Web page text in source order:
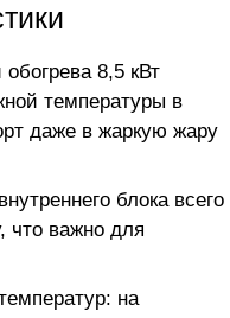
8,5 кВт
температуры в
даже в жаркую жару
блока всего
что важно для
на